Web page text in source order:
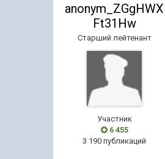
anonym_ZGgHWX
Ft31Hw
Старший лейтенант
Участник
6 455
3 190 публикаций